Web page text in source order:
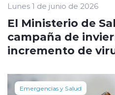
Lunes 1 de junio de 2026
El Ministerio de
campaña de
incremento de
Emergencias y Salud